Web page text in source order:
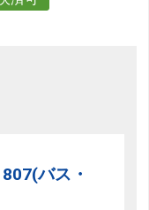
バス・